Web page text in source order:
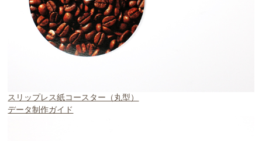
スリップレス紙コースター（丸型）
データ制作ガイド